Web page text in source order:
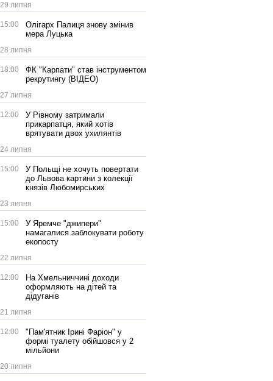
29 липня
15:00
Олігарх Палиця знову змінив
мера Луцька
28 липня
18:00
ФК "Карпати" став інструментом
рекрутингу (ВІДЕО)
27 липня
12:00
У Рівному затримали
прикарпатця, який хотів
врятувати двох ухилянтів
24 липня
15:00
У Польщі не хочуть повертати
до Львова картини з колекції
князів Любомирських
23 липня
15:00
У Яремче "джипери"
намагалися заблокувати роботу
екопосту
22 липня
12:00
На Хмельниччині доходи
оформляють на дітей та
дідуганів
21 липня
12:00
"Пам'ятник Ірині Фаріон" у
формі туалету обійшовся у 2
мільйони
20 липня